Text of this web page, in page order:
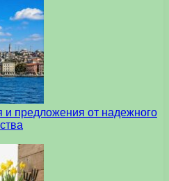
предложения от надежного